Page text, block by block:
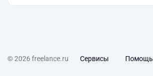
© 2026 freelance.ru Сервисы Помощь